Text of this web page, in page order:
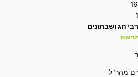
חג ושבתונים